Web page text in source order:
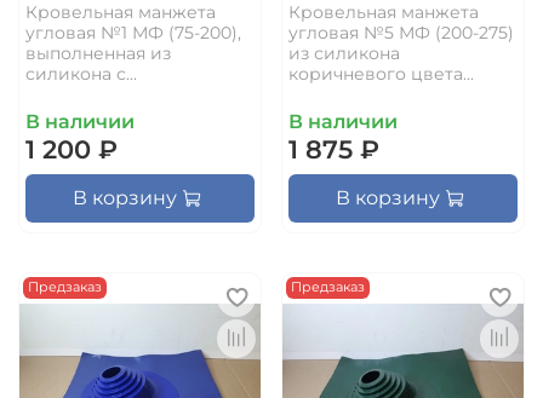
Кровельная манжета
угловая №1 МФ (75-200),
выполненная из
силикона с...
В наличии
1 200 ₽
В корзину
Кровельная манжета
угловая №5 МФ (200-275)
из силикона
коричневого цвета...
В наличии
1 875 ₽
В корзину
Предзаказ Предзаказ